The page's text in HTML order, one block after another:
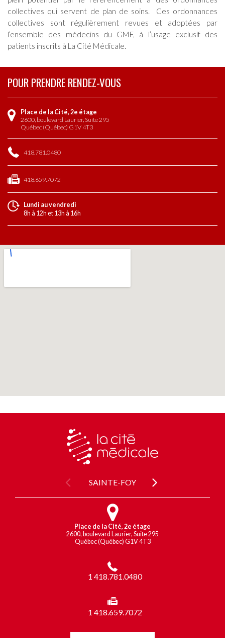
collectives qui servent de plan de soins. Ces ordonnances
collectives sont régulièrement revues et adoptées par
l’ensemble des médecins du GMF, à l’usage exclusif des
patients inscrits à La Cité Médicale.
POUR PRENDRE RENDEZ-VOUS
Place de la Cité, 2e étage
2600, boulevard Laurier, Suite 295
Québec (Québec) G1V 4T3
418.781.0480
418.659.7072
Lundi au vendredi
8h à 12h et 13h à 16h
SAINTE-FOY
Place de la Cité, 2e étage
2600, boulevard Laurier, Suite 295
Québec (Québec) G1V 4T3
1 418.781.0480
1 418.659.7072